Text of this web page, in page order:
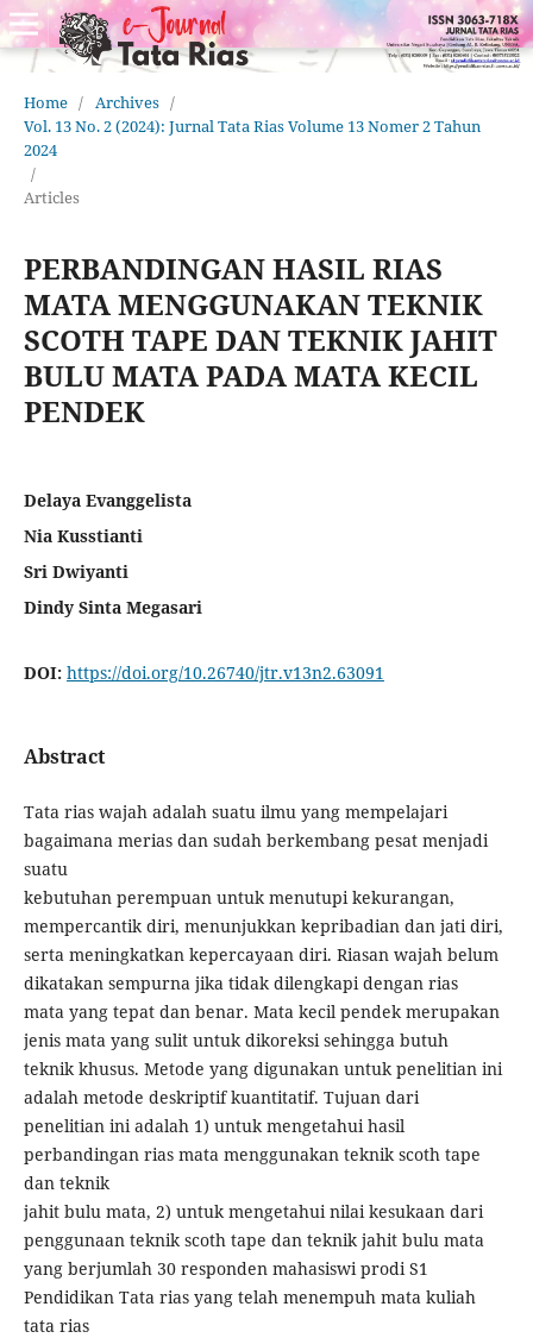
Home / Archives /
Vol. 13 No. 2 (2024): Jurnal Tata Rias Volume 13 Nomer 2 Tahun
2024
/
Articles
PERBANDINGAN HASIL RIAS
MATA MENGGUNAKAN TEKNIK
SCOTH TAPE DAN TEKNIK JAHIT
BULU MATA PADA MATA KECIL
PENDEK
Delaya Evanggelista
Nia Kusstianti
Sri Dwiyanti
Dindy Sinta Megasari
DOI: https://doi.org/10.26740/jtr.v13n2.63091
Abstract
Tata rias wajah adalah suatu ilmu yang mempelajari
bagaimana merias dan sudah berkembang pesat menjadi
suatu
kebutuhan perempuan untuk menutupi kekurangan,
mempercantik diri, menunjukkan kepribadian dan jati diri,
serta meningkatkan kepercayaan diri. Riasan wajah belum
dikatakan sempurna jika tidak dilengkapi dengan rias
mata yang tepat dan benar. Mata kecil pendek merupakan
jenis mata yang sulit untuk dikoreksi sehingga butuh
teknik khusus. Metode yang digunakan untuk penelitian ini
adalah metode deskriptif kuantitatif. Tujuan dari
penelitian ini adalah 1) untuk mengetahui hasil
perbandingan rias mata menggunakan teknik scoth tape
dan teknik
jahit bulu mata, 2) untuk mengetahui nilai kesukaan dari
penggunaan teknik scoth tape dan teknik jahit bulu mata
yang berjumlah 30 responden mahasiswi prodi S1
Pendidikan Tata rias yang telah menempuh mata kuliah
tata rias